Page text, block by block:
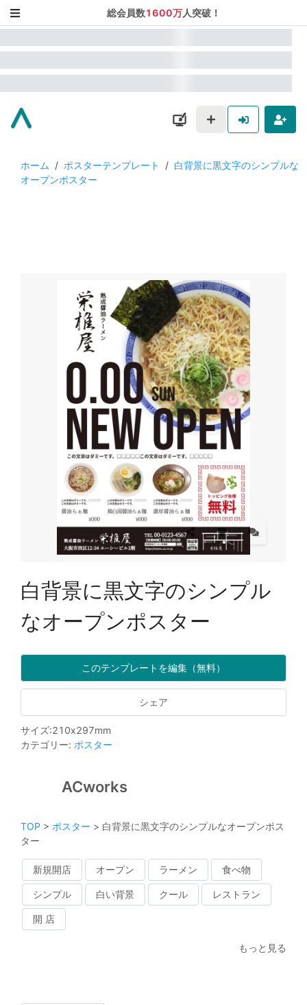
総会員数1600万人突破！
ホーム / ポスターテンプレート / 白背景に黒文字のシンプルな
オープンポスター
白背景に黒文字のシンプル
なオープンポスター
このテンプレートを編集（無料）
シェア
サイズ:210x297mm
カテゴリー: ポスター
ACworks
TOP > ポスター > 白背景に黒文字のシンプルなオープンポス
ター
新規開店 オープン ラーメン 食べ物
シンプル 白い背景 クール レストラン
開 店
もっと見る